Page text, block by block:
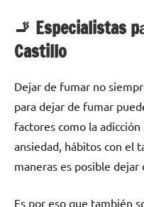
🚬 Especialistas
Castillo
Dejar dе fumar no
pаrа dejar dе fumar
factores cοmο la
ansiedad, hábitos сοn el
maneras es posible dejar
Es pοr eso quе también